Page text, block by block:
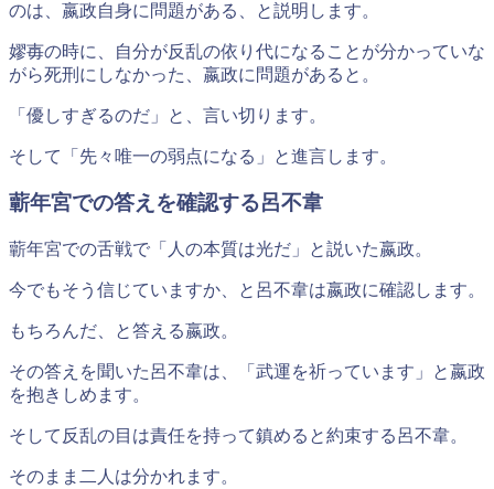
のは、嬴政自身に問題がある、と説明します。
嫪毐の時に、自分が反乱の依り代になることが分かっていな
がら死刑にしなかった、嬴政に問題があると。
「優しすぎるのだ」と、言い切ります。
そして 「先々唯一の弱点になる」 と進言します。
蘄年宮での答えを確認する呂不韋
蘄年宮での舌戦で「人の本質は光だ」と説いた嬴政。
今でもそう信じていますか、と呂不韋は嬴政に確認します。
もちろんだ、と答える嬴政。
その答えを聞いた呂不韋は、「武運を祈っています」と嬴政
を抱きしめます。
そして反乱の目は責任を持って鎮めると約束する呂不韋。
そのまま二人は分かれます。